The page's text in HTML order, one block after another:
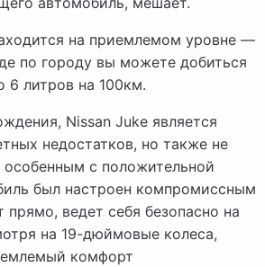
на приемлемом уровне —
по городу вы можете добиться
6 литров на 100км.
Nissan Juke является
недостатков, но также не
особенным с положительной
был настроен компромиссным
ведет себя безопасно на
на 19-дюймовые колеса,
комфорт